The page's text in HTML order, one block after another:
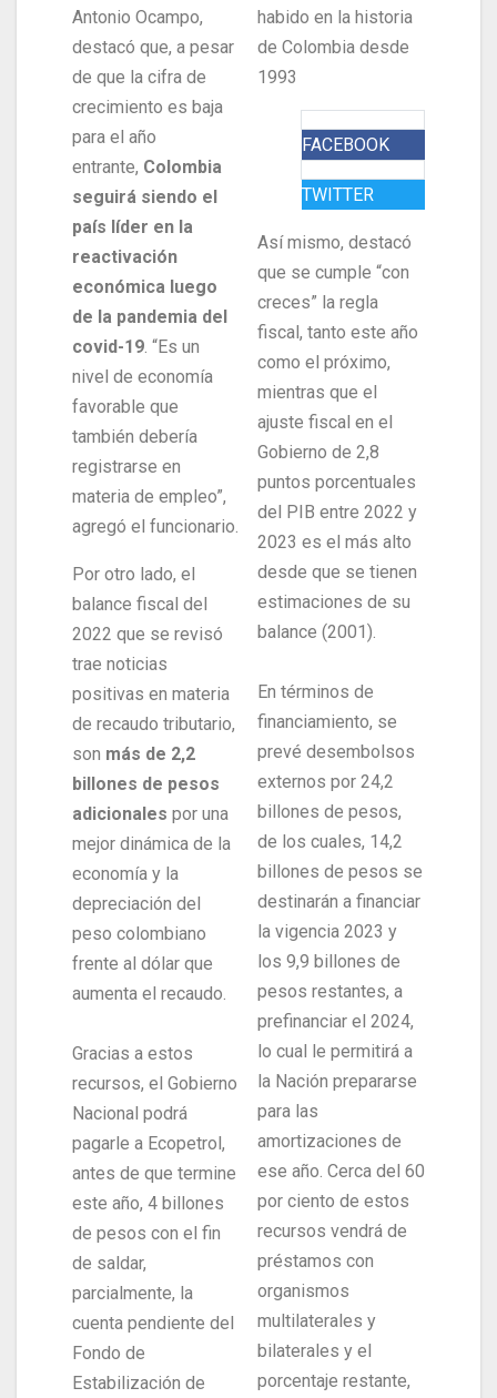
Antonio Ocampo,
destacó que, a pesar
de que la cifra de
crecimiento es baja
para el año
entrante, Colombia
seguirá siendo el
país líder en la
reactivación
económica luego
de la pandemia del
covid-19. “Es un
nivel de economía
favorable que
también debería
registrarse en
materia de empleo”,
agregó el funcionario.
Por otro lado, el
balance fiscal del
2022 que se revisó
trae noticias
positivas en materia
de recaudo tributario,
son más de 2,2
billones de pesos
adicionales por una
mejor dinámica de la
economía y la
depreciación del
peso colombiano
frente al dólar que
aumenta el recaudo.
Gracias a estos
recursos, el Gobierno
Nacional podrá
pagarle a Ecopetrol,
antes de que termine
este año, 4 billones
de pesos con el fin
de saldar,
parcialmente, la
cuenta pendiente del
Fondo de
Estabilización de
habido en la historia
de Colombia desde
1993
FACEBOOK
TWITTER
Así mismo, destacó
que se cumple “con
creces” la regla
fiscal, tanto este año
como el próximo,
mientras que el
ajuste fiscal en el
Gobierno de 2,8
puntos porcentuales
del PIB entre 2022 y
2023 es el más alto
desde que se tienen
estimaciones de su
balance (2001).
En términos de
financiamiento, se
prevé desembolsos
externos por 24,2
billones de pesos,
de los cuales, 14,2
billones de pesos se
destinarán a financiar
la vigencia 2023 y
los 9,9 billones de
pesos restantes, a
prefinanciar el 2024,
lo cual le permitirá a
la Nación prepararse
para las
amortizaciones de
ese año. Cerca del 60
por ciento de estos
recursos vendrá de
préstamos con
organismos
multilaterales y
bilaterales y el
porcentaje restante,